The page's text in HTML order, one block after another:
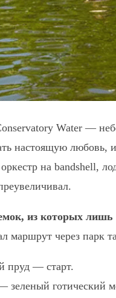
Water —
настоящую любовь,
на bandshell,
из которых
маршрут через парк
пруд — старт.
зеленый готический